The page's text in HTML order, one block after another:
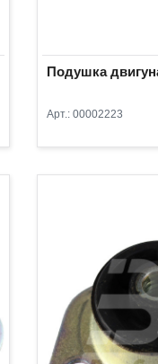
Подушка
Арт.: 00002223